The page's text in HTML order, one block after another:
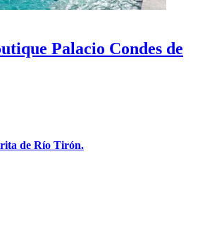
Palacio Condes de
de Río Tirón.